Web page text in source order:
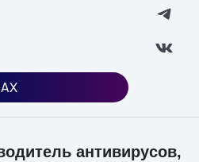
антивирусов,